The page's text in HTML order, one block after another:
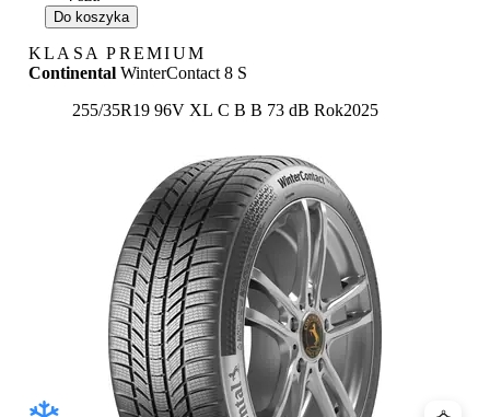
Do koszyka
KLASA PREMIUM
Continental WinterContact 8 S
255/35R19 96V XL Etykieta:
C B B 73 dB Rok2025